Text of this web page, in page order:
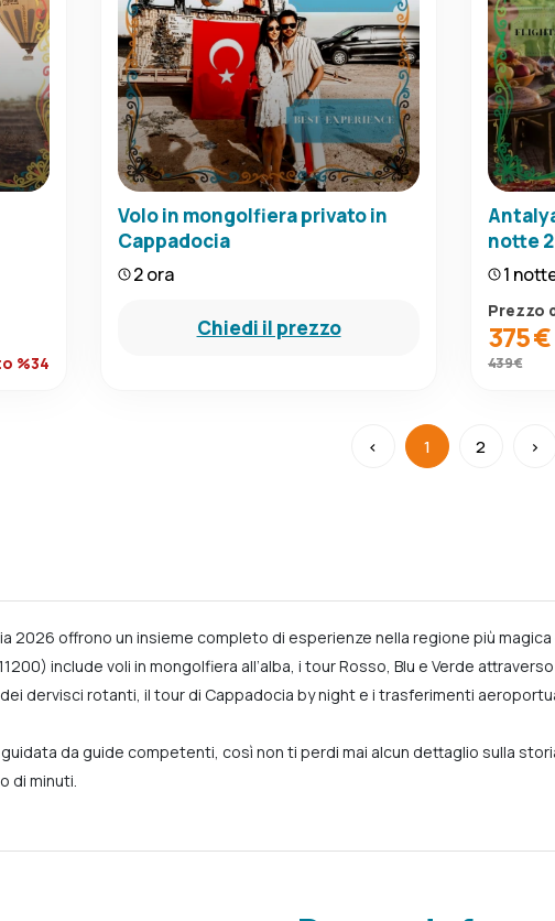
%34
Volo in mongolfiera privato in
Cappadocia
2 ora
Chiedi il prezzo
notte
1
Prezzo
375 €
439 €
‹ 1 2 ›
2026 offrono un insieme completo di esperienze nella regione più
include voli in mongolfiera all’alba, i tour Rosso, Blu e Verde
dervisci rotanti, il tour di Cappadocia by night e i trasferimenti
da guide competenti, così non ti perdi mai alcun dettaglio sulla
di minuti.